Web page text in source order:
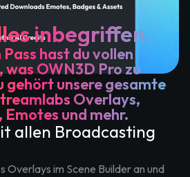
inbegriffen.
hast du vollen
OWN3D Pro zu
gehört unsere gesamte
Overlays,
und mehr.
allen Broadcasting
Overlays im Scene Builder an und